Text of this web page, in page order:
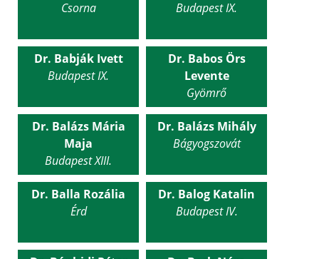
Csorna
Budapest IX.
Dr. Babják Ivett
Budapest IX.
Dr. Babos Örs
Levente
Gyömrő
Dr. Balázs Mária
Maja
Budapest XIII.
Dr. Balázs Mihály
Bágyogszovát
Dr. Balla Rozália
Érd
Dr. Balog Katalin
Budapest IV.